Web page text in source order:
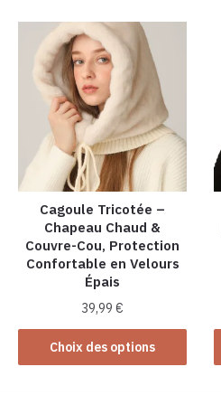
Cagoule Tricotée –
Chapeau Chaud &
Couvre-Cou, Protection
Confortable en Velours
Épais
39,99€
Choix des options
Ce
produit